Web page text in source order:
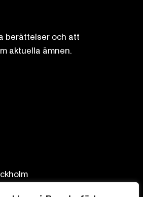
berättelser och att
aktuella ämnen.